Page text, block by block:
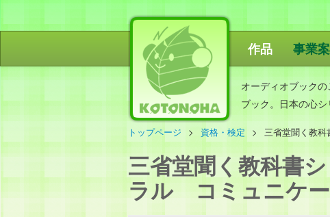
ことのは出版
作品 事業
オーディオブック
ブック。日本の心
トップページ 資格・検定 三省堂聞く教
三省堂聞く教科
ラル コミュニケ